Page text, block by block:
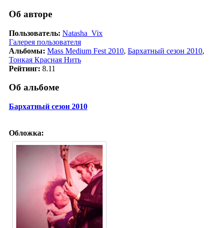
Об авторе
Пользователь: Natasha_Vix
Галерея пользователя
Альбомы: Mass Medium Fest 2010, Бархатный сезон 2010,
Тонкая Красная Нить
Рейтинг: 8.11
Об альбоме
Бархатный сезон 2010
Обложка: